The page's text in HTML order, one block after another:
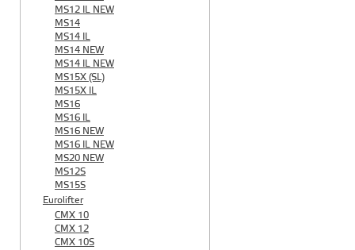
MS12 IL NEW
MS14
MS14 IL
MS14 NEW
MS14 IL NEW
MS15X (SL)
MS15X IL
MS16
MS16 IL
MS16 NEW
MS16 IL NEW
MS20 NEW
MS12S
MS15S
Eurolifter
CMX 10
CMX 12
CMX 10S